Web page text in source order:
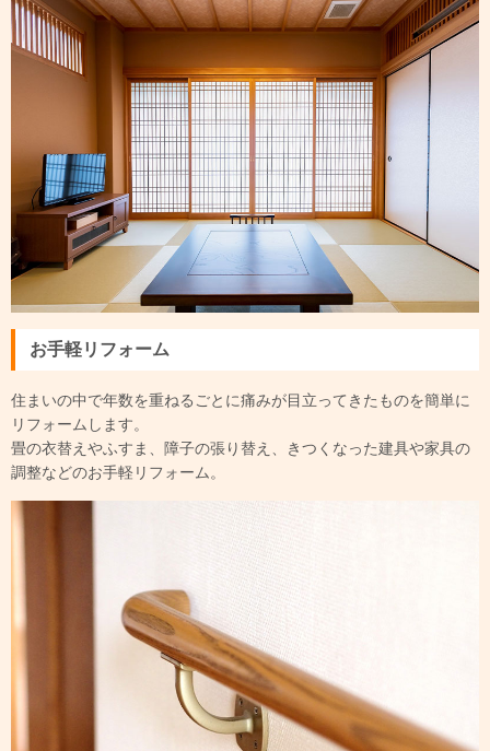
お手軽リフォーム
住まいの中で年数を重ねるごとに痛みが目立ってきたものを簡単に
リフォームします。
畳の衣替えやふすま、障子の張り替え、きつくなった建具や家具の
調整などのお手軽リフォーム。